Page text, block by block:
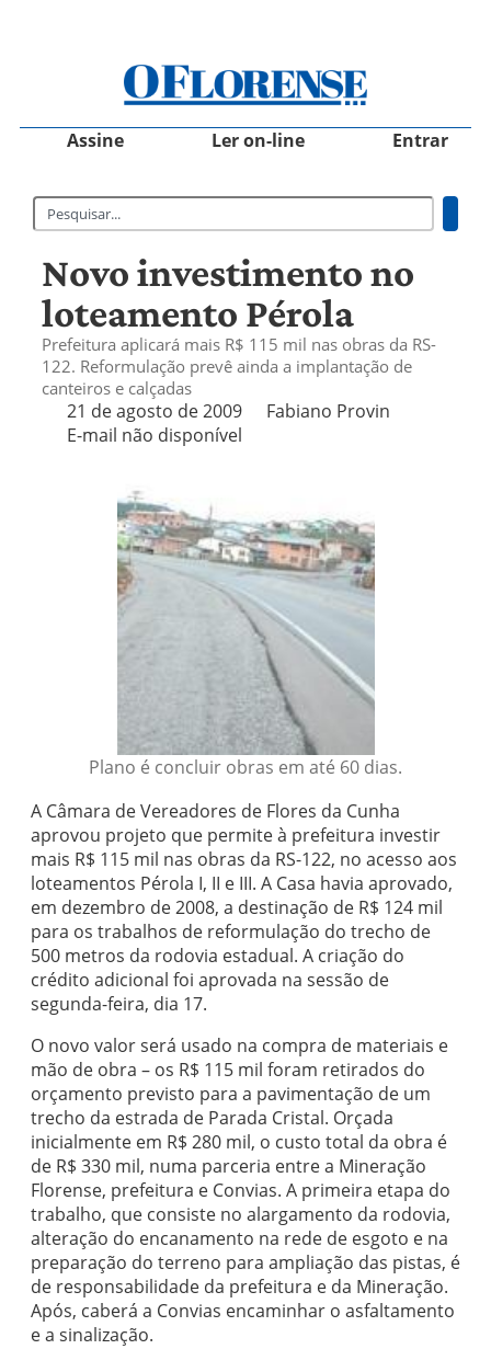
Assine Ler on-line Entrar
Novo investimento no
loteamento Pérola
Prefeitura aplicará mais R$ 115 mil nas obras da RS-
122. Reformulação prevê ainda a implantação de
canteiros e calçadas
21 de agosto de 2009
Fabiano Provin
E-mail não disponível
Plano é concluir obras em até 60 dias.
A Câmara de Vereadores de Flores da Cunha
aprovou projeto que permite à prefeitura investir
mais R$ 115 mil nas obras da RS-122, no acesso aos
loteamentos Pérola I, II e III. A Casa havia aprovado,
em dezembro de 2008, a destinação de R$ 124 mil
para os trabalhos de reformulação do trecho de
500 metros da rodovia estadual. A criação do
crédito adicional foi aprovada na sessão de
segunda-feira, dia 17.
O novo valor será usado na compra de materiais e
mão de obra – os R$ 115 mil foram retirados do
orçamento previsto para a pavimentação de um
trecho da estrada de Parada Cristal. Orçada
inicialmente em R$ 280 mil, o custo total da obra é
de R$ 330 mil, numa parceria entre a Mineração
Florense, prefeitura e Convias. A primeira etapa do
trabalho, que consiste no alargamento da rodovia,
alteração do encanamento na rede de esgoto e na
preparação do terreno para ampliação das pistas, é
de responsabilidade da prefeitura e da Mineração.
Após, caberá a Convias encaminhar o asfaltamento
e a sinalização.